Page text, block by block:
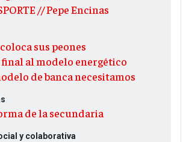
// Pepe Encinas
sus peones
al modelo energético
de banca necesitamos
de la secundaria
y colaborativa